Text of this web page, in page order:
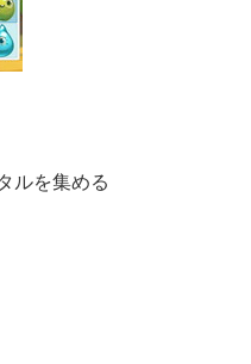
ルを集める